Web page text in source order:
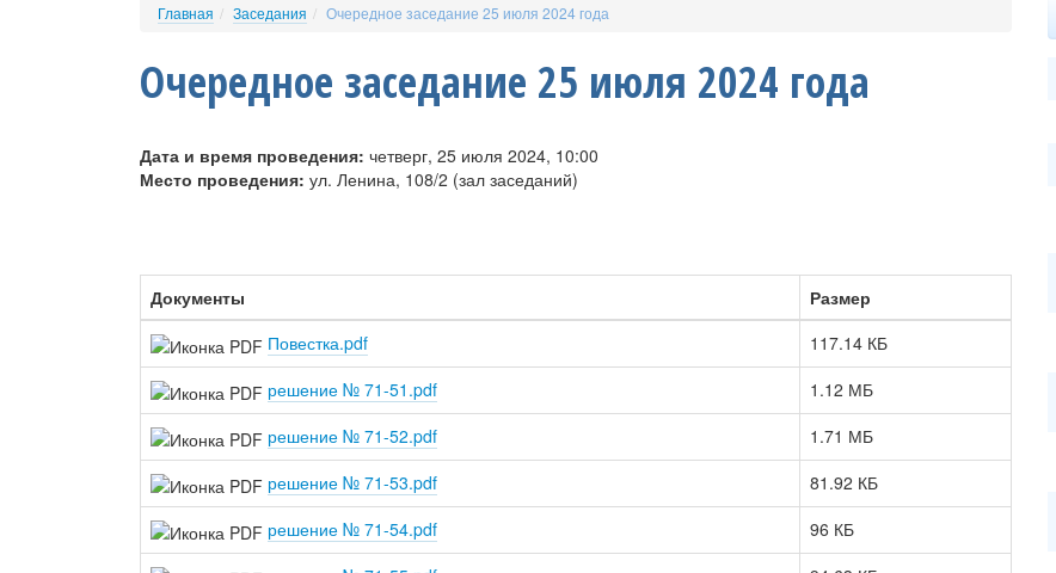
Главная Заседания Очередное заседание 25 июля 2024 года
Очередное заседание 25 июля 2024 года
Дата и время проведения: четверг, 25 июля 2024, 10:00
Место проведения: ул. Ленина, 108/2 (зал заседаний)
Документы
Размер
Повестка.pdf
117.14 КБ
решение № 71-51.pdf
1.12 МБ
решение № 71-52.pdf
1.71 МБ
решение № 71-53.pdf
81.92 КБ
решение № 71-54.pdf
96 КБ